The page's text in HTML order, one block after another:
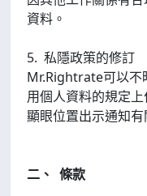
資料。
5. 私隱政策的修訂
Mr.Rightrate可以不
用個人資料的規定
顯眼位置出示通知有
二、 條款